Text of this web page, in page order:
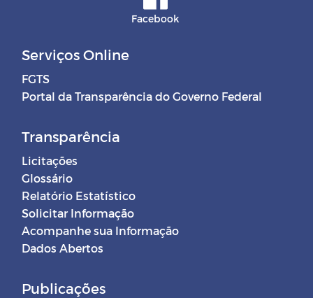
Facebook
Serviços Online
FGTS
Portal da Transparência do Governo Federal
Transparência
Licitações
Glossário
Relatório Estatístico
Solicitar Informação
Acompanhe sua Informação
Dados Abertos
Publicações